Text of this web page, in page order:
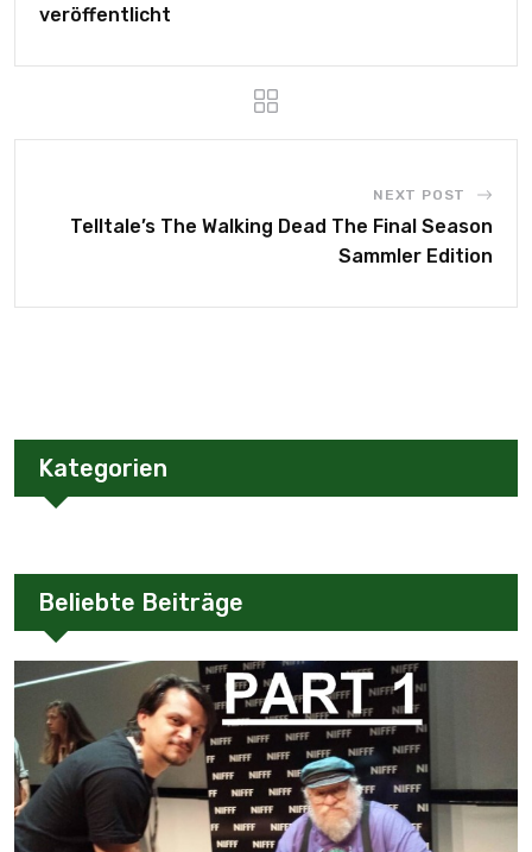
veröffentlicht
NEXT POST
Telltale’s The Walking Dead The Final Season
Sammler Edition
Kategorien
Beliebte Beiträge